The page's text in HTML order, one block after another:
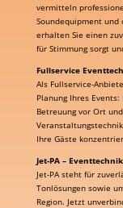
vermitteln
Soundequipment und
erhalten Sie einen
für Stimmung sorgt
Fullservice
Als Fullservice-
Planung Ihres
Betreuung vor Ort
Ihre Gäste
Jet-PA –
Jet-PA steht für
Tonlösungen sowie
Region. Jetzt